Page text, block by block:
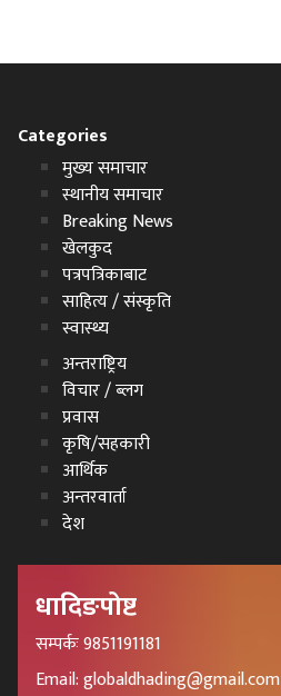
Categories
मुख्य समाचार
स्थानीय समाचार
Breaking News
खेलकुद
पत्रपत्रिकाबाट
साहित्य / संस्कृति
स्वास्थ्य
अन्तराष्ट्रिय
विचार / ब्लग
प्रवास
कृषि/सहकारी
आर्थिक
अन्तरवार्ता
देश
धादिङपोष्ट
सम्पर्कः 9851191181
Email: globaldhading@gmail.com